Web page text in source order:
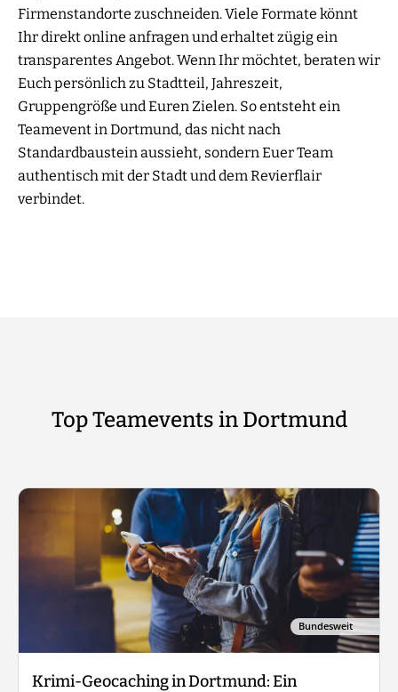
Firmenstandorte zuschneiden. Viele Formate könnt
Ihr direkt online anfragen und erhaltet zügig ein
transparentes Angebot. Wenn Ihr möchtet, beraten wir
Euch persönlich zu Stadtteil, Jahreszeit,
Gruppengröße und Euren Zielen. So entsteht ein
Teamevent in Dortmund, das nicht nach
Standardbaustein aussieht, sondern Euer Team
authentisch mit der Stadt und dem Revierflair
verbindet.
Top Teamevents in Dortmund
Bundesweit
Krimi-Geocaching in Dortmund: Ein